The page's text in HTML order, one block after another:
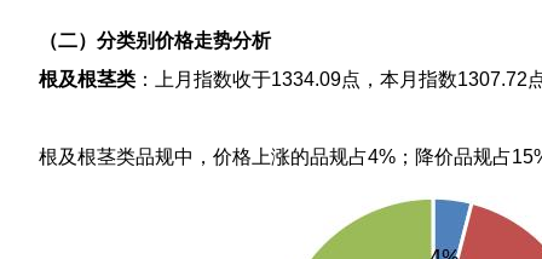
（二）分类别价格走势分析
根及根茎类 ：上月指数收于1334.09点，本月指数1307.72
根及根茎类品规中，价格上涨的品规占4%；降价品规占